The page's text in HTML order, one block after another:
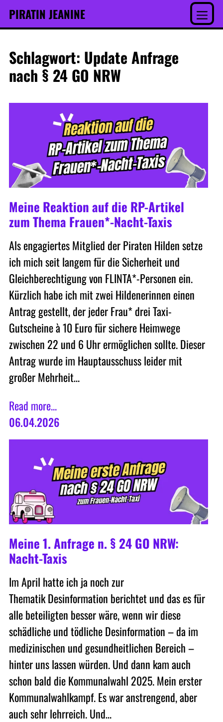
springen
Skip
to
PIRATIN JEANINE
Menu
Schlagwort: Update Anfrage
nach § 24 GO NRW
Meine Reaktion auf die RP-Artikel
zum Thema Frauen*-Nacht-Taxis
Als engagiertes Mitglied der Piraten Hilden setze
ich mich seit langem für die Sicherheit und
Gleichberechtigung von FLINTA*-Personen ein.
Kürzlich habe ich mit zwei Hildenerinnen einen
Antrag gestellt, der jeder Frau* drei Taxi-
Gutscheine à 10 Euro für sichere Heimwege
zwischen 22 und 6 Uhr ermöglichen sollte. Dieser
Antrag wurde im Hauptausschuss leider mit
großer Mehrheit…
Read more...
06.04.2026
Meine 1. Anfrage n. § 24 GO NRW:
Nacht-Taxis
Im April hatte ich ja noch zur
Thematik Desinformation berichtet und das es für
alle beteiligten besser wäre, wenn wir diese
schädliche und tödliche Desinformation – da im
medizinischen und gesundheitlichen Bereich –
hinter uns lassen würden. Und dann kam auch
schon bald die Kommunalwahl 2025. Mein erster
Kommunalwahlkampf. Es war anstrengend, aber
auch sehr lehrreich. Und…